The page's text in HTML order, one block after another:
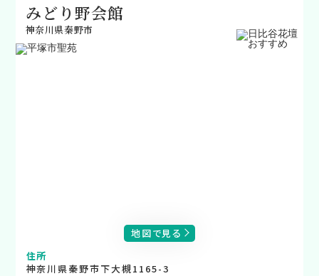
みどり野会館
神奈川県秦野市
地図で見る
住所
神奈川県秦野市下大槻1165-3